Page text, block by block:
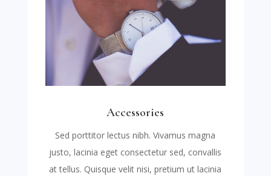
Accessories
Sed porttitor lectus nibh. Vivamus magna
justo, lacinia eget consectetur sed, convallis
at tellus. Quisque velit nisi, pretium ut lacinia